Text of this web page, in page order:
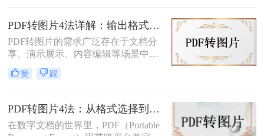
件，但如果你不想使用这些软件，那
么你可以尝试以下方法。
PDF转图片4法详解：输出格式、分辨率、批量处理全对比！
PDF转图片的需求广泛存在于文档分
享、演示展示、内容编辑等场景中。
那么pdf如何转图片呢？本文将从不同
平台和用户需求出发，详细介绍多种
赞 踩
PDF转图片4法：从格式选择到DPI设置的完整操作指南！
在数字文档的世界里，PDF（Portable